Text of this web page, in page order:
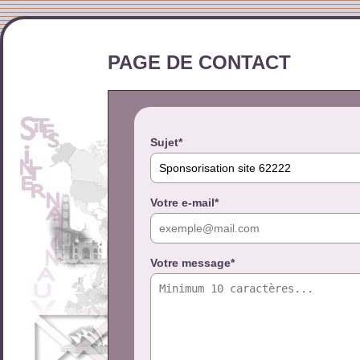
PAGE DE CONTACT
Sujet*
Votre e-mail*
Votre message*